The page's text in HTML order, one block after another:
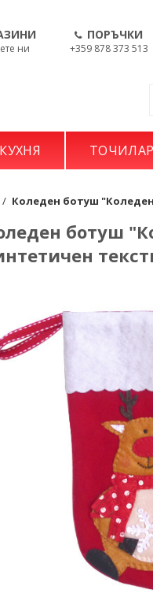
ни
ПОРЪЧКИ
+359 878 373 513
/ Коледен ботуш "Коледен
ботуш